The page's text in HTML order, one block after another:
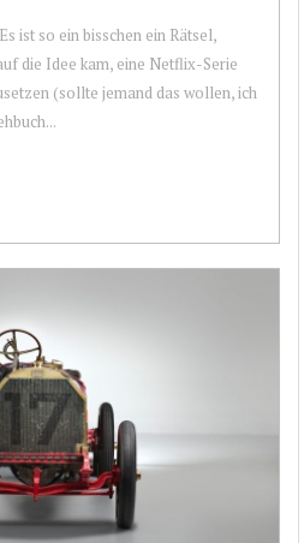
ist so ein bisschen ein Rätsel,
die Idee kam, eine Netflix-Serie
(sollte jemand das wollen, ich